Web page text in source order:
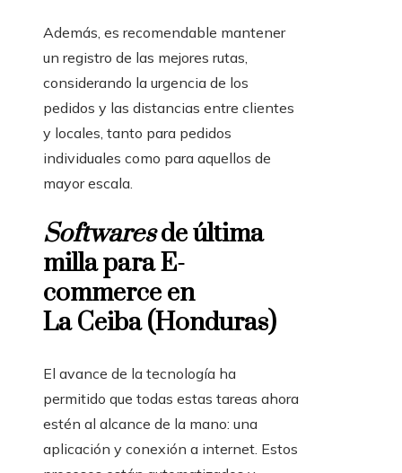
Además, es recomendable mantener
un registro de las mejores rutas,
considerando la urgencia de los
pedidos y las distancias entre clientes
y locales, tanto para pedidos
individuales como para aquellos de
mayor escala.
Softwaresde última
milla para E-
commerce en
La Ceiba (Honduras)
El avance de la tecnología ha
permitido que todas estas tareas ahora
estén al alcance de la mano: una
aplicación y conexión a internet. Estos